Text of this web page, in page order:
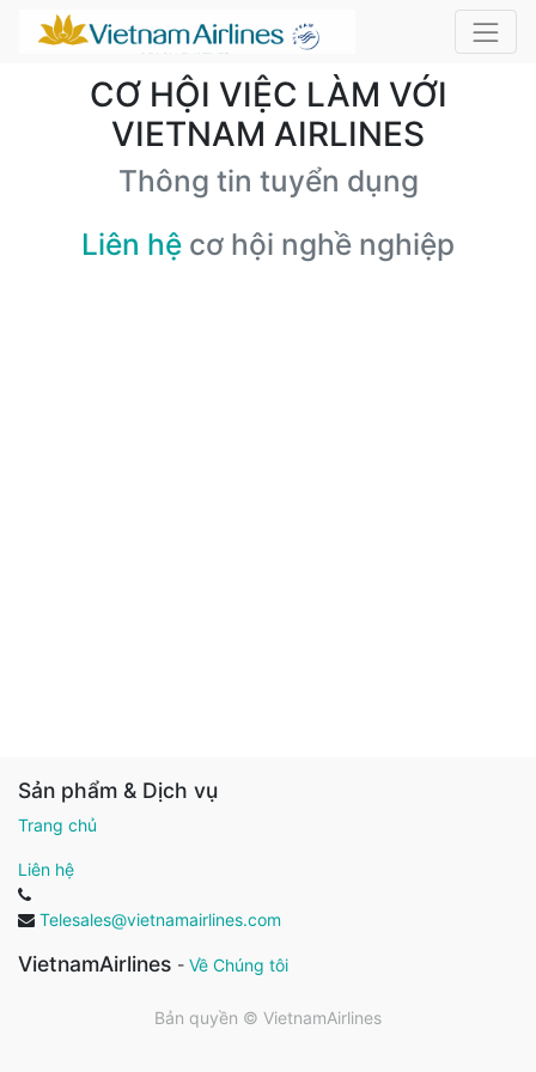
CƠ HỘI VIỆC LÀM VỚI
VIETNAM AIRLINES
Thông tin tuyển dụng
Liên hệ cơ hội nghề nghiệp
Sản phẩm & Dịch vụ
Trang chủ
Liên hệ
Telesales@vietnamairlines.com
VietnamAirlines - Về Chúng tôi
Bản quyền © VietnamAirlines